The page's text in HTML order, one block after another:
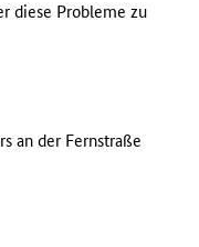
diese Probleme zu
an der Fernstraße